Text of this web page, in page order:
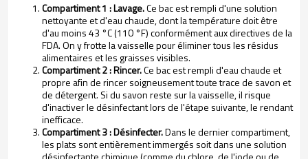
Compartiment 1 : Lavage.Ce bac est rempli d'une solution
nettoyante et d'eau chaude, dont la température doit être
d'au moins 43 °C (110 °F) conformément aux directives de la
FDA. On y frotte la vaisselle pour éliminer tous les résidus
alimentaires et les graisses visibles.
Compartiment 2 : Rincer.Ce bac est rempli d'eau chaude et
propre afin de rincer soigneusement toute trace de savon et
de détergent. Si du savon reste sur la vaisselle, il risque
d'inactiver le désinfectant lors de l'étape suivante, le rendant
inefficace.
Compartiment 3 : Désinfecter.Dans le dernier compartiment,
les plats sont entièrement immergés soit dans une solution